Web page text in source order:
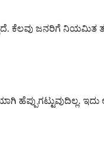
ಕೆಲವು ಜನರಿಗೆ ನಿಯಮಿತ
ಹೆಪ್ಪುಗಟ್ಟುವುದಿಲ್ಲ.